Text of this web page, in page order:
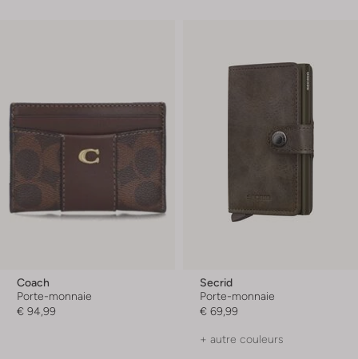
Coach
Porte-monnaie
€ 94,99
Secrid
Porte-monnaie
€ 69,99
+ autre couleurs